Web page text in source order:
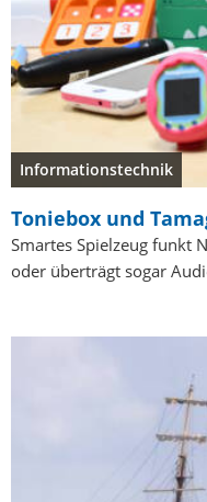
Informationstechnik
Toniebox und
Smartes Spielzeug funkt
oder überträgt sogar